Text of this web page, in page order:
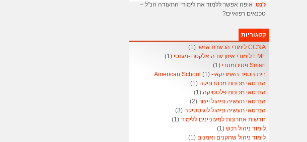
ז'נט: איפה אפשר ללמוד את לימודי התעודה הנ"ל –
טכנאים רפואיים?
קטגוריות
CCNA לימודי הכשרת אנשי
(1)
EMF לימודי איזון שדה אלקטרו-מגנטי
(1)
Smart פסיכומטרי
(1)
בית הספר האמריקאי- American School (1)
הנדסאי מכונות מכטרוניקה (1)
הנדסאי מכונות פלסטיקה (1)
הנדסאי תעשיה וניהול ייצור (2)
הנדסאי תעשיה וניהול לוגיסטיקה (3)
חדשות אחרונות למעוניינים ללימוד (1)
לימוד ניהול רכש (1)
לימוד ניהול שחקנים ואמנים (1)